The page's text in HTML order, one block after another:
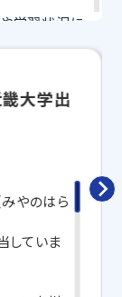
学習状況に
を目指せま
ース」
夏にしよ
大学出
やのはら
していま